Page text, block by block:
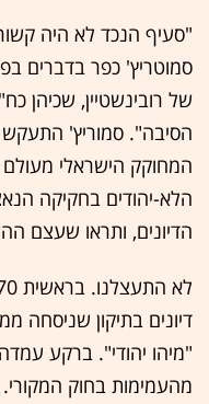
"סעיף הנכד לא היה
סמוטריץ' כפר בדברים
של רובינשטיין, שכיהן
הסיבה". סמוריץ' התעקש
המחוקק הישראלי
הלא-יהודים בחקיקה
הדיונים, ותראו שעצם
דיונים בתיקון שניסחה
"מיהו יהודי". ברקע
מהעמימות בחוק המקורי.